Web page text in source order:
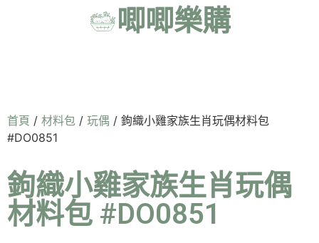
唧唧樂購
首頁 / 材料包 / 玩偶 / 鉤織小雞家族生肖玩偶材料包
#DO0851
鉤織小雞家族生肖玩偶
材料包 #DO0851